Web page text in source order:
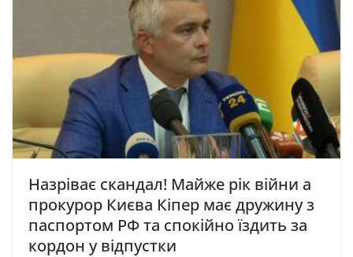
Назріває скандал! Майже рік війни а
прокурор Києва Кіпер має дружину з
паспортом РФ та спокійно їздить за
кордон у відпустки